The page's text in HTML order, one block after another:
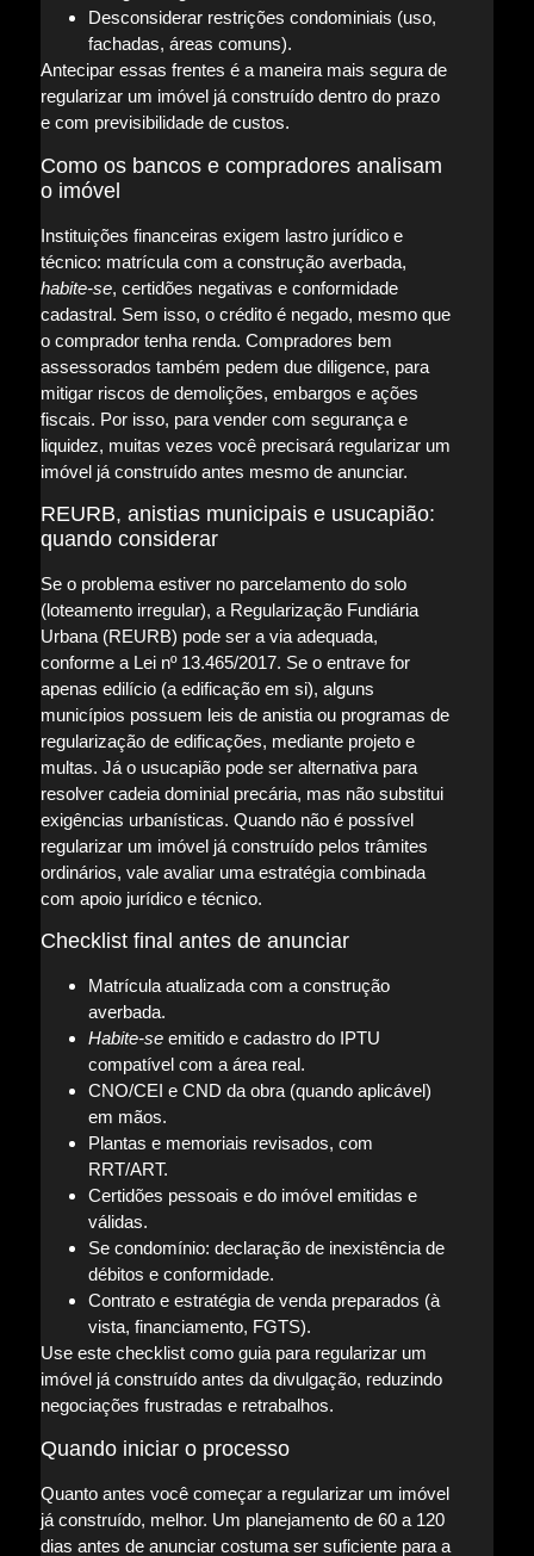
Desconsiderar restrições condominiais (uso,
fachadas, áreas comuns).
Antecipar essas frentes é a maneira mais segura de
regularizar um imóvel já construído dentro do prazo
e com previsibilidade de custos.
Como os bancos e compradores analisam
o imóvel
Instituições financeiras exigem lastro jurídico e
técnico: matrícula com a construção averbada,
habite-se, certidões negativas e conformidade
cadastral. Sem isso, o crédito é negado, mesmo que
o comprador tenha renda. Compradores bem
assessorados também pedem due diligence, para
mitigar riscos de demolições, embargos e ações
fiscais. Por isso, para vender com segurança e
liquidez, muitas vezes você precisará regularizar um
imóvel já construído antes mesmo de anunciar.
REURB, anistias municipais e usucapião:
quando considerar
Se o problema estiver no parcelamento do solo
(loteamento irregular), a Regularização Fundiária
Urbana (REURB) pode ser a via adequada,
conforme a Lei nº 13.465/2017. Se o entrave for
apenas edilício (a edificação em si), alguns
municípios possuem leis de anistia ou programas de
regularização de edificações, mediante projeto e
multas. Já o usucapião pode ser alternativa para
resolver cadeia dominial precária, mas não substitui
exigências urbanísticas. Quando não é possível
regularizar um imóvel já construído pelos trâmites
ordinários, vale avaliar uma estratégia combinada
com apoio jurídico e técnico.
Checklist final antes de anunciar
Matrícula atualizada com a construção
averbada.
Habite-seemitido e cadastro do IPTU
compatível com a área real.
CNO/CEI e CND da obra (quando aplicável)
em mãos.
Plantas e memoriais revisados, com
RRT/ART.
Certidões pessoais e do imóvel emitidas e
válidas.
Se condomínio: declaração de inexistência de
débitos e conformidade.
Contrato e estratégia de venda preparados (à
vista, financiamento, FGTS).
Use este checklist como guia para regularizar um
imóvel já construído antes da divulgação, reduzindo
negociações frustradas e retrabalhos.
Quando iniciar o processo
Quanto antes você começar a regularizar um imóvel
já construído, melhor. Um planejamento de 60 a 120
dias antes de anunciar costuma ser suficiente para a